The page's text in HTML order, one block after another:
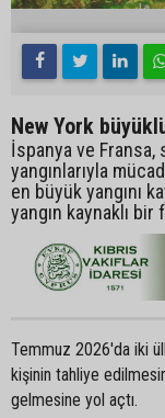
New York
İspanya ve Fransa,
yangınlarıyla
en büyük yangını
yangın kaynaklı
Temmuz 2026'da iki
kişinin tahliye
gelmesine yol açtı.